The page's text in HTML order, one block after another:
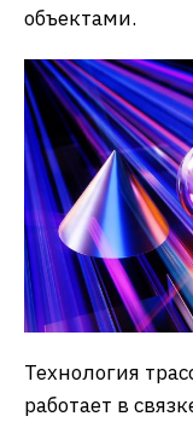
объектами.
Технология
работает в